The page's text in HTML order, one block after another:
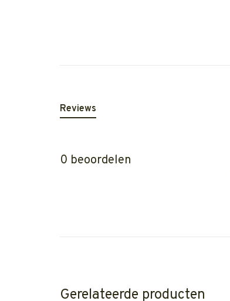
Reviews
0 beoordelen
Gerelateerde producten